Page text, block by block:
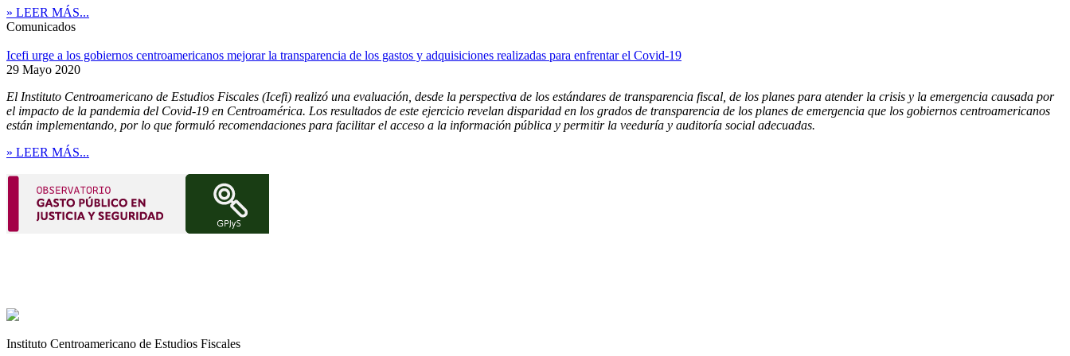
» LEER MÁS...
Comunicados
Icefi urge a los gobiernos centroamericanos mejorar la transparencia de los gastos y adquisiciones realizadas para enfrentar el Covid-19
29 Mayo 2020
El Instituto Centroamericano de Estudios Fiscales (Icefi) realizó una evaluación, desde la perspectiva de los estándares de transparencia fiscal, de los planes para atender la crisis y la emergencia causada por
el impacto de la pandemia del Covid-19 en Centroamérica. Los resultados de este ejercicio revelan disparidad en los grados de transparencia de los planes de emergencia que los gobiernos centroamericanos
están implementando, por lo que formuló recomendaciones para facilitar el acceso a la información pública y permitir la veeduría y auditoría social adecuadas.
» LEER MÁS...
Instituto Centroamericano de Estudios Fiscales